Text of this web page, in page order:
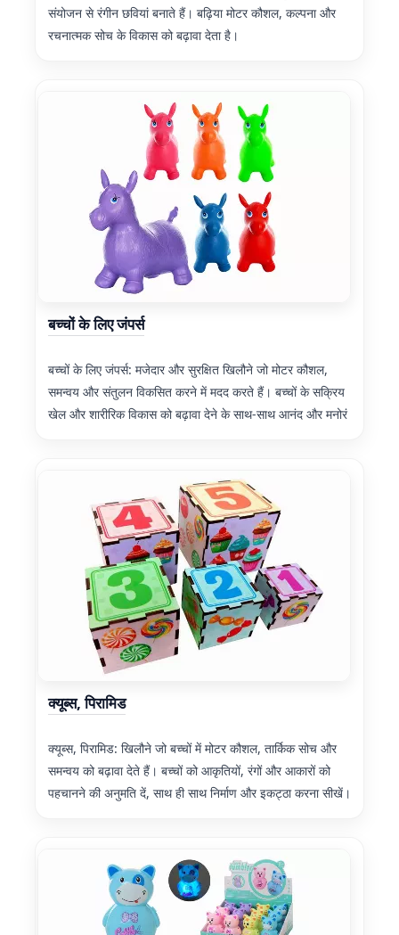
संयोजन से रंगीन छवियां बनाते हैं। बढ़िया मोटर कौशल, कल्पना और
रचनात्मक सोच के विकास को बढ़ावा देता है।
बच्चों के लिए जंपर्स
बच्चों के लिए जंपर्स: मजेदार और सुरक्षित खिलौने जो मोटर कौशल,
समन्वय और संतुलन विकसित करने में मदद करते हैं। बच्चों के सक्रिय
खेल और शारीरिक विकास को बढ़ावा देने के साथ-साथ आनंद और मनोरं
क्यूब्स, पिरामिड
क्यूब्स, पिरामिड: खिलौने जो बच्चों में मोटर कौशल, तार्किक सोच और
समन्वय को बढ़ावा देते हैं। बच्चों को आकृतियों, रंगों और आकारों को
पहचानने की अनुमति दें, साथ ही साथ निर्माण और इकट्ठा करना सीखें।